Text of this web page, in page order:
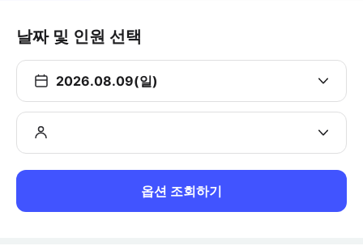
날짜 및 인원 선택
2026.08.09(일)
옵션 조회하기